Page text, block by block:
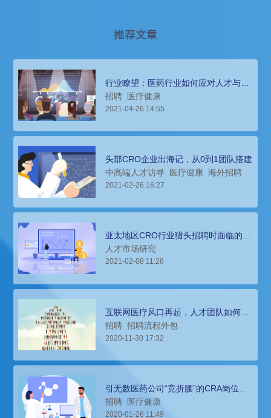
推荐文章
行业瞭望：医药行业如何应对人才与组
织发展的挑战
招聘 医疗健康
2021-04-26 14:55
头部CRO企业出海记，从0到1团队搭建
中高端人才访寻
医疗健康 海外招聘
2021-02-26 16:27
亚太地区CRO行业猎头招聘时面临的市
场环境分析
人才市场研究
2021-02-08 11:28
互联网医疗风口再起，人才团队如何快
速搭建？
招聘 招聘流程外包
2020-11-30 17:32
引无数医药公司“竞折腰”的CRA岗位招
聘难题，就这样被猎头公司解决了
招聘 医疗健康
2020-01-26 11:49